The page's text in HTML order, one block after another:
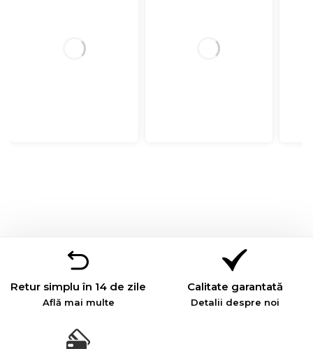
Retur simplu în 14 de zile
Află mai multe
Calitate garantată
Detalii despre noi